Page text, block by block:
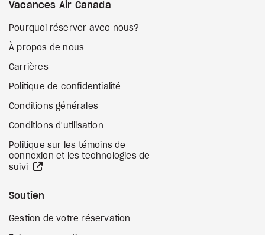
Vacances Air Canada
Pourquoi réserver avec nous?
À propos de nous
Carrières
Politique de confidentialité
Conditions générales
Conditions d'utilisation
Politique sur les témoins de
connexion et les technologies de
suivi
Soutien
Gestion de votre réservation